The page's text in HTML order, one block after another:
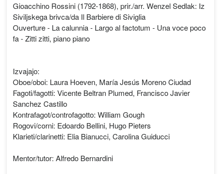
Gioacchino Rossini (1792-1868), prir./arr. Wenzel Sedlak: Iz
Siviljskega brivca/da Il Barbiere di Siviglia
Ouverture - La calunnia - Largo al factotum - Una voce poco
fa - Zitti zitti, piano piano
Izvajajo:
Oboe/oboi: Laura Hoeven, María Jesús Moreno Ciudad
Fagoti/fagotti: Vicente Beltran Plumed, Francisco Javier
Sanchez Castillo
Kontrafagot/controfagotto: William Gough
Rogovi/corni: Edoardo Bellini, Hugo Pieters
Klarieti/clarinetti: Elia Bianucci, Carolina Guiducci
Mentor/tutor: Alfredo Bernardini